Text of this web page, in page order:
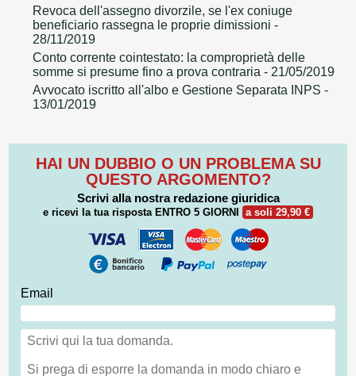
Revoca dell'assegno divorzile, se l'ex coniuge
beneficiario rassegna le proprie dimissioni -
28/11/2019
Conto corrente cointestato: la comproprietà delle
somme si presume fino a prova contraria - 21/05/2019
Avvocato iscritto all'albo e Gestione Separata INPS -
13/01/2019
HAI UN DUBBIO O UN PROBLEMA SU
QUESTO ARGOMENTO?
Scrivi alla nostra redazione giuridica
e ricevi la tua risposta ENTRO 5 GIORNI a soli 29,90 €
Email